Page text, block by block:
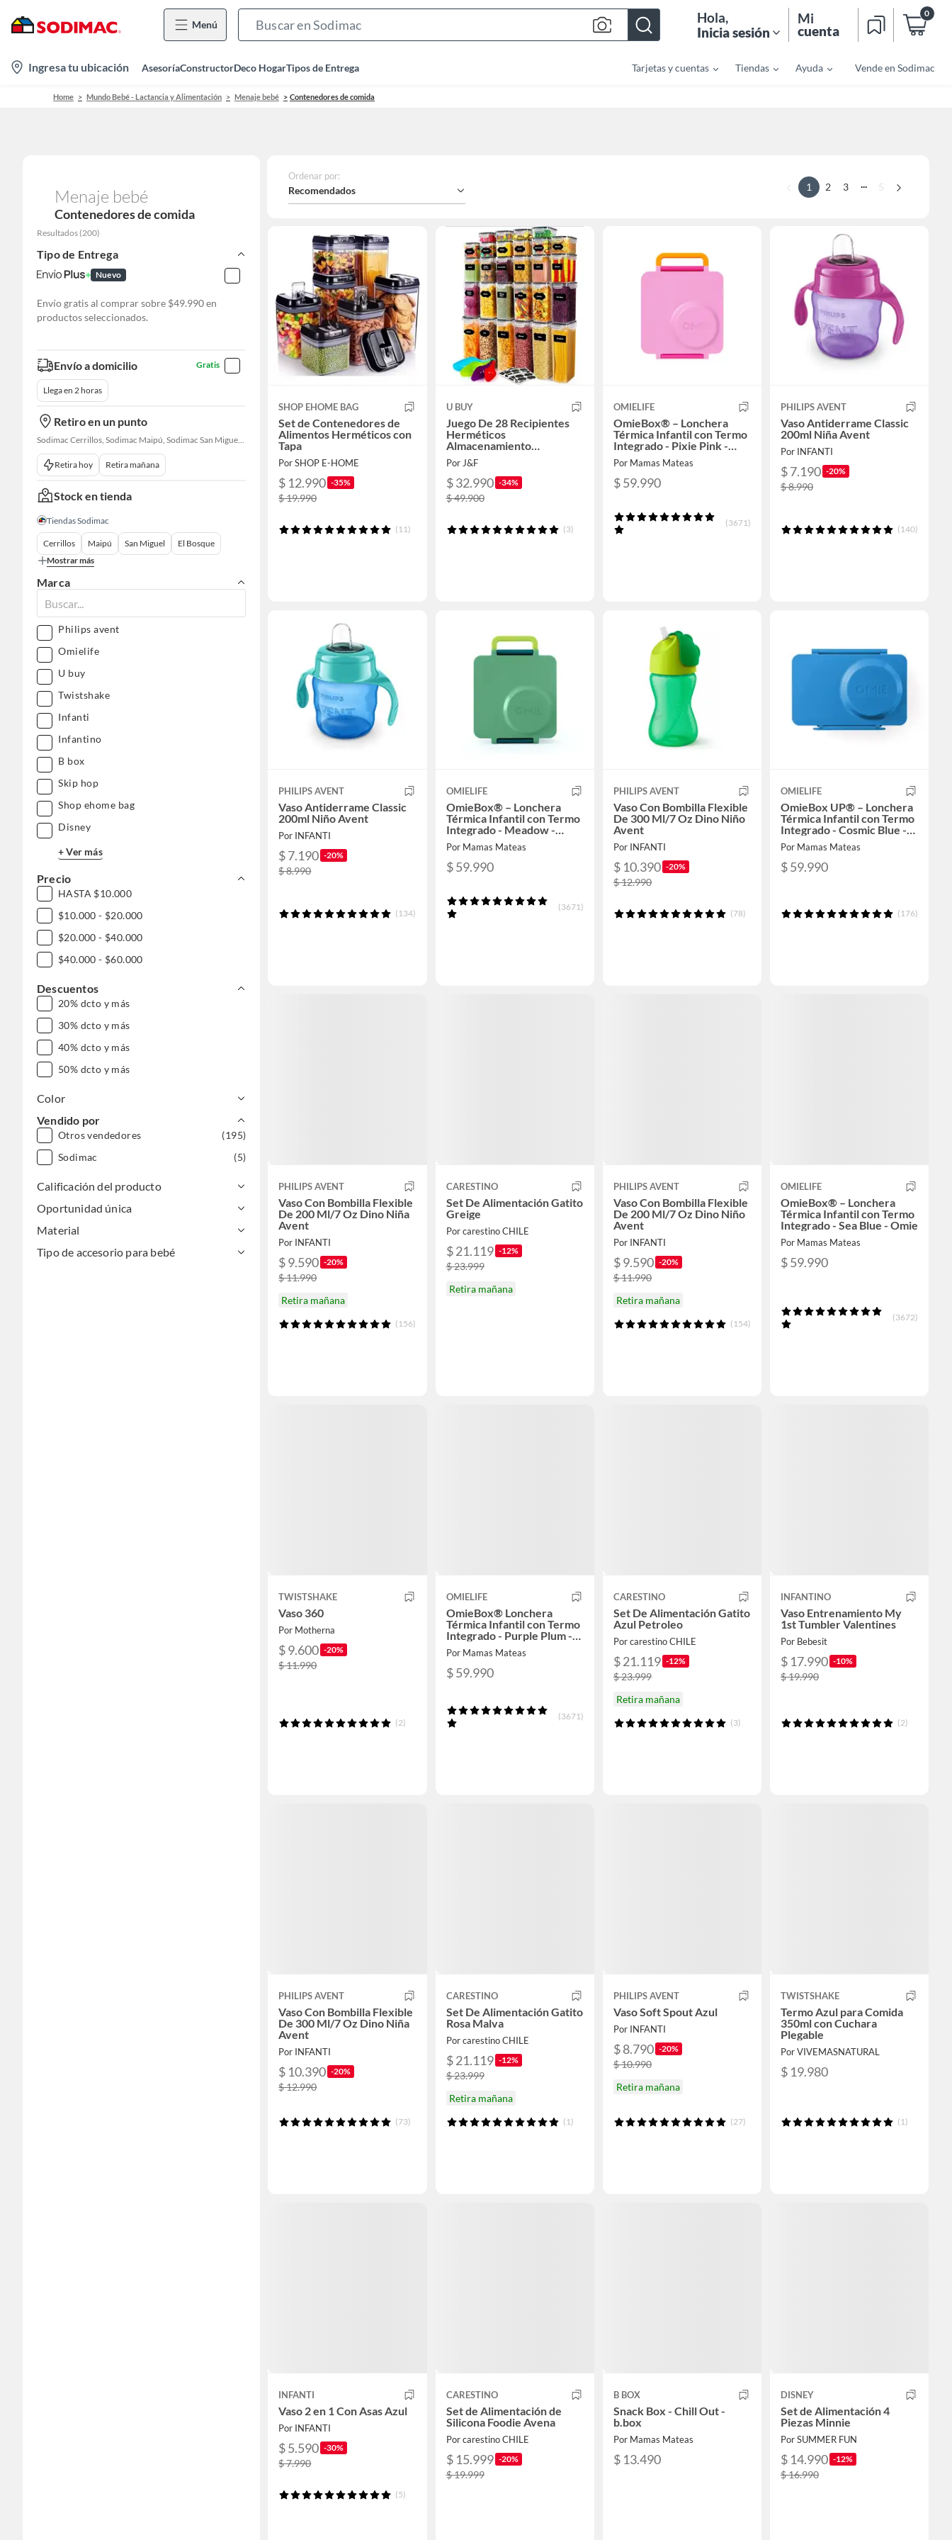
Menú
Bar
Hola,
Inicia sesión
Mi
cuenta
0
location-
icon
Ingresa tu ubicación AsesoríaConstructorDeco HogarTipos de Entrega Tarjetas y cuentas Tiendas Ayuda Vende en Sodimac
Home Mundo Bebé - Lactancia y Alimentación Menaje bebé Contenedores de comida
Menaje bebé
Contenedores de comida
Resultados (200)
Tipo de Entrega
Nuevo
Envío gratis al comprar sobre $49.990 en
productos seleccionados.
Envío a domicilio Gratis
Llega en 2 horas
Retiro en un punto
Sodimac Cerrillos, Sodimac Maipú, Sodimac San Miguel, Sodimac El Bosque, Sodimac San Bernardo, Sodimac Talagante
Retira hoy Retira mañana
Stock en tienda
Tiendas Sodimac
Cerrillos Maipú San Miguel
El Bosque
Mostrar más
Marca
Philips avent
Omielife
U buy
Twistshake
Infanti
Infantino
B box
Skip hop
Shop ehome bag
Disney
+ Ver más
Precio
HASTA $10.000
$10.000 - $20.000
$20.000 - $40.000
$40.000 - $60.000
Descuentos
20% dcto y más
30% dcto y más
40% dcto y más
50% dcto y más
Color
Vendido por
Otros vendedores
(195)
Sodimac
(5)
Calificación del producto
Oportunidad única
Material
Tipo de accesorio para bebé
Ordenar por:
Recomendados 1 2 3 ... 5
SHOP EHOME BAG
Set de Contenedores de
Alimentos Herméticos con
Tapa
Por SHOP E-HOME
$ 12.990 -35%
$ 19.990
(11)
U BUY
Juego De 28 Recipientes
Herméticos
Almacenamiento
Contenedor
Por J&F
$ 32.990 -34%
$ 49.900
(3)
OMIELIFE
OmieBox® – Lonchera
Térmica Infantil con Termo
Integrado - Pixie Pink -
Omie
Por Mamas Mateas
$ 59.990
(3671)
PHILIPS AVENT
Vaso Antiderrame Classic
200ml Niña Avent
Por INFANTI
$ 7.190 -20%
$ 8.990
(140)
PHILIPS AVENT
Vaso Antiderrame Classic
200ml Niño Avent
Por INFANTI
$ 7.190 -20%
$ 8.990
(134)
OMIELIFE
OmieBox® – Lonchera
Térmica Infantil con Termo
Integrado - Meadow -
Omie
Por Mamas Mateas
$ 59.990
(3671)
PHILIPS AVENT
Vaso Con Bombilla Flexible
De 300 Ml/7 Oz Dino Niño
Avent
Por INFANTI
$ 10.390 -20%
$ 12.990
(78)
OMIELIFE
OmieBox UP® – Lonchera
Térmica Infantil con Termo
Integrado - Cosmic Blue -
Omie
Por Mamas Mateas
$ 59.990
(176)
PHILIPS AVENT
Vaso Con Bombilla Flexible
De 200 Ml/7 Oz Dino Niña
Avent
Por INFANTI
$ 9.590 -20%
$ 11.990
Retira mañana
(156)
CARESTINO
Set De Alimentación Gatito
Greige
Por carestino CHILE
$ 21.119 -12%
$ 23.999
Retira mañana
PHILIPS AVENT
Vaso Con Bombilla Flexible
De 200 Ml/7 Oz Dino Niño
Avent
Por INFANTI
$ 9.590 -20%
$ 11.990
Retira mañana
(154)
OMIELIFE
OmieBox® – Lonchera
Térmica Infantil con Termo
Integrado - Sea Blue - Omie
Por Mamas Mateas
$ 59.990
(3672)
TWISTSHAKE
Vaso 360
Por Motherna
$ 9.600 -20%
$ 11.990
(2)
OMIELIFE
OmieBox® Lonchera
Térmica Infantil con Termo
Integrado - Purple Plum -
Omie
Por Mamas Mateas
$ 59.990
(3671)
CARESTINO
Set De Alimentación Gatito
Azul Petroleo
Por carestino CHILE
$ 21.119 -12%
$ 23.999
Retira mañana
(3)
INFANTINO
Vaso Entrenamiento My
1st Tumbler Valentines
Por Bebesit
$ 17.990 -10%
$ 19.990
(2)
PHILIPS AVENT
Vaso Con Bombilla Flexible
De 300 Ml/7 Oz Dino Niña
Avent
Por INFANTI
$ 10.390 -20%
$ 12.990
(73)
CARESTINO
Set De Alimentación Gatito
Rosa Malva
Por carestino CHILE
$ 21.119 -12%
$ 23.999
Retira mañana
(1)
PHILIPS AVENT
Vaso Soft Spout Azul
Por INFANTI
$ 8.790 -20%
$ 10.990
Retira mañana
(27)
TWISTSHAKE
Termo Azul para Comida
350ml con Cuchara
Plegable
Por VIVEMASNATURAL
$ 19.980
(1)
INFANTI
Vaso 2 en 1 Con Asas Azul
Por INFANTI
$ 5.590 -30%
$ 7.990
(5)
CARESTINO
Set de Alimentación de
Silicona Foodie Avena
Por carestino CHILE
$ 15.999 -20%
$ 19.999
B BOX
Snack Box - Chill Out -
b.box
Por Mamas Mateas
$ 13.490
DISNEY
Set de Alimentación 4
Piezas Minnie
Por SUMMER FUN
$ 14.990 -12%
$ 16.990